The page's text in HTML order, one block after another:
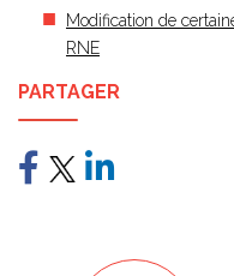
Modification de
RNE
PARTAGER